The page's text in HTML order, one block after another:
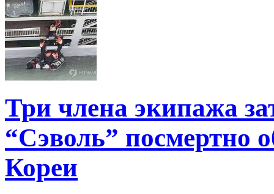
Три члена экипажа
“Сэволь”
Кореи